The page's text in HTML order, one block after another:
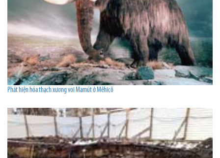
Phát hiện hóa thạch xương voi Mamút ở Mêhicô